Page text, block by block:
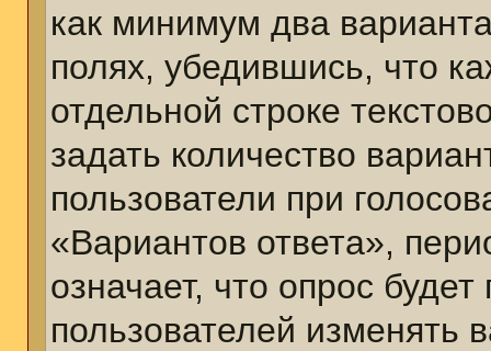
как минимум два
полях, убедившись, что
отдельной строке
задать количество
пользователи при
«Вариантов ответа»,
означает, что опрос
пользователей изменять